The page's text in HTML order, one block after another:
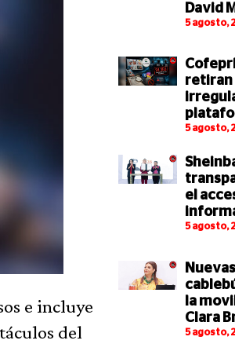
e incluye
del
David
5 agosto,
retiran
5 agosto,
el
5 agosto,
la
Clara
5 agosto,